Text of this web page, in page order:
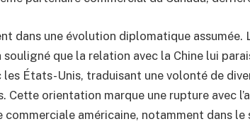
dans une évolution diplomatique assumée.
que la relation avec la Chine lui
les États-Unis, traduisant une volonté de
Cette orientation marque une rupture avec
commerciale américaine, notamment dans